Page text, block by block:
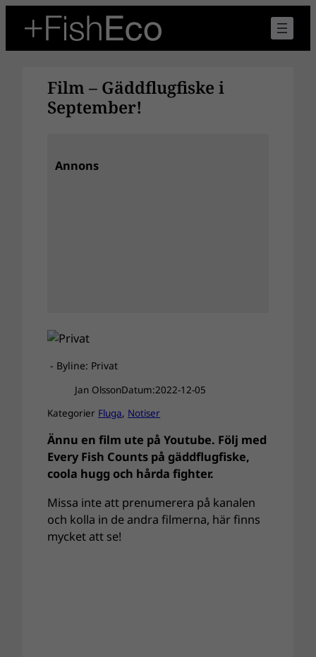
innehåll
Film – Gäddflugfiske i
September!
Annons
- Byline: Privat
Jan OlssonDatum:2022-12-05
Kategorier Fluga, Notiser
Ännu en film ute på Youtube. Följ med
Every Fish Counts på gäddflugfiske,
coola hugg och hårda fighter.
Missa inte att prenumerera på kanalen
och kolla in de andra filmerna, här finns
mycket att se!